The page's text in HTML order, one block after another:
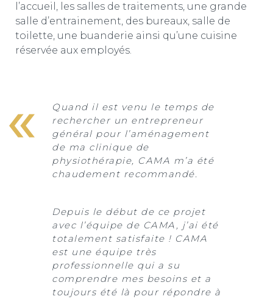
l’accueil, les salles de traitements, une grande
salle d’entrainement, des bureaux, salle de
toilette, une buanderie ainsi qu’une cuisine
réservée aux employés.
Quand il est venu le temps de
rechercher un entrepreneur
général pour l’aménagement
de ma clinique de
physiothérapie, CAMA m’a été
chaudement recommandé.
Depuis le début de ce projet
avec l’équipe de CAMA, j’ai été
totalement satisfaite ! CAMA
est une équipe très
professionnelle qui a su
comprendre mes besoins et a
toujours été là pour répondre à